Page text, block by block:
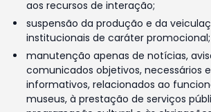
aos recursos de interação;
suspensão da produção e da
institucionais de caráter promocional;
manutenção apenas de notícias,
comunicados objetivos, necessários
informativos, relacionados ao
museus, à prestação de serviços